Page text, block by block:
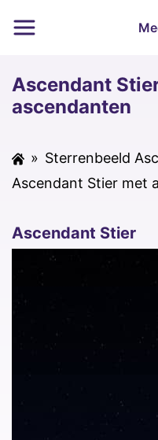
Ascendant
ascendanten
» Sterrenbeeld
Ascendant Stier met
Ascendant Stier